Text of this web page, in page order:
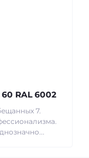
RAL 6002
7.